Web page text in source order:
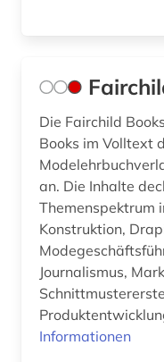
Soziologie (5)
Sport (0)
Technik (1)
Werkstoffwissenschaften und
Die Fairchild
Books im Volltext
an. Die Inhalte
Themenspektrum
Konstruktion,
Journalismus,
Informationen